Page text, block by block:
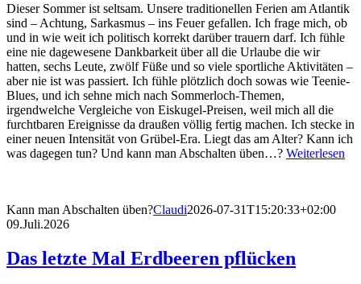
Dieser Sommer ist seltsam. Unsere traditionellen Ferien am Atlantik
sind – Achtung, Sarkasmus – ins Feuer gefallen. Ich frage mich, ob
und in wie weit ich politisch korrekt darüber trauern darf. Ich fühle
eine nie dagewesene Dankbarkeit über all die Urlaube die wir
hatten, sechs Leute, zwölf Füße und so viele sportliche Aktivitäten –
aber nie ist was passiert. Ich fühle plötzlich doch sowas wie Teenie-
Blues, und ich sehne mich nach Sommerloch-Themen,
irgendwelche Vergleiche von Eiskugel-Preisen, weil mich all die
furchtbaren Ereignisse da draußen völlig fertig machen. Ich stecke in
einer neuen Intensität von Grübel-Era. Liegt das am Alter? Kann ich
was dagegen tun? Und kann man Abschalten üben…? Weiterlesen
Kann man Abschalten üben?Claudi2026-07-31T15:20:33+02:00
09.Juli.2026
Das letzte Mal Erdbeeren pflücken